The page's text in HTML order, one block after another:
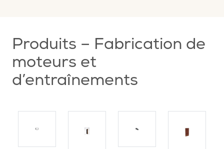
Produits – Fabrication de
moteurs et
d’entraînements